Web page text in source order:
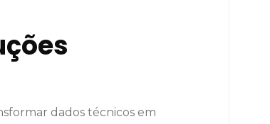
dados técnicos em